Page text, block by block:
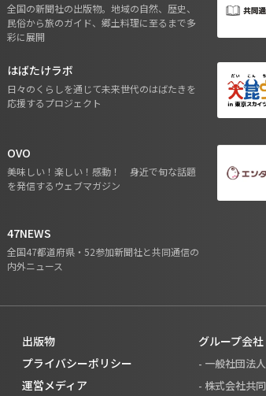
全国の新聞社の出版物。地域の自然、歴史、
民俗から旅のガイド、郷土料理に至るまで多
彩に展開
はばたけラボ
日々のくらしを通じて未来世代のはばたきを
応援するプロジェクト
OVO
美味しい！楽しい！感動！ 身近で旬な話題
を発信するウェブマガジン
47NEWS
全国47都道府県・52参加新聞社と共同通信の
内外ニュース
出版物
プライバシーポリシー
運営メディア
グループ会社
- 一般社団法
- 株式会社共